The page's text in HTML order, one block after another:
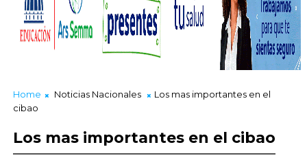
Home Noticias Nacionales
Los mas importantes en el
cibao
Los mas importantes en el cibao